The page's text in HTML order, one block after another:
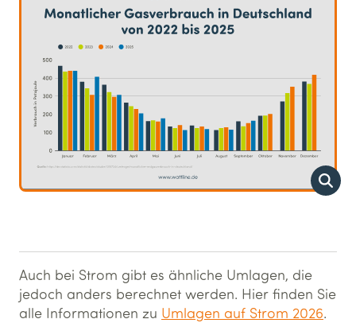
Auch bei Strom gibt es ähnliche Umlagen, die
jedoch anders berechnet werden. Hier finden Sie
alle Informationen zu Umlagen auf Strom 2026.